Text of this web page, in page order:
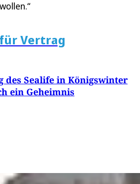
Vertrag
des Sealife in Königswinter
ein Geheimnis